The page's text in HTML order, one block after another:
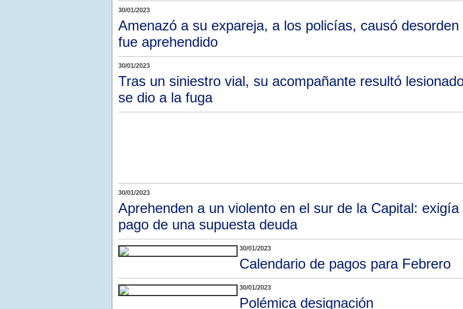
30/01/2023
Amenazó a su expareja, a los policías, causó desorden
fue aprehendido
30/01/2023
Tras un siniestro vial, su acompañante resultó
se dio a la fuga
30/01/2023
Aprehenden a un violento en el sur de la Capital: exigía
pago de una supuesta deuda
30/01/2023
Calendario de pagos para Febrero
30/01/2023
Polémica designación